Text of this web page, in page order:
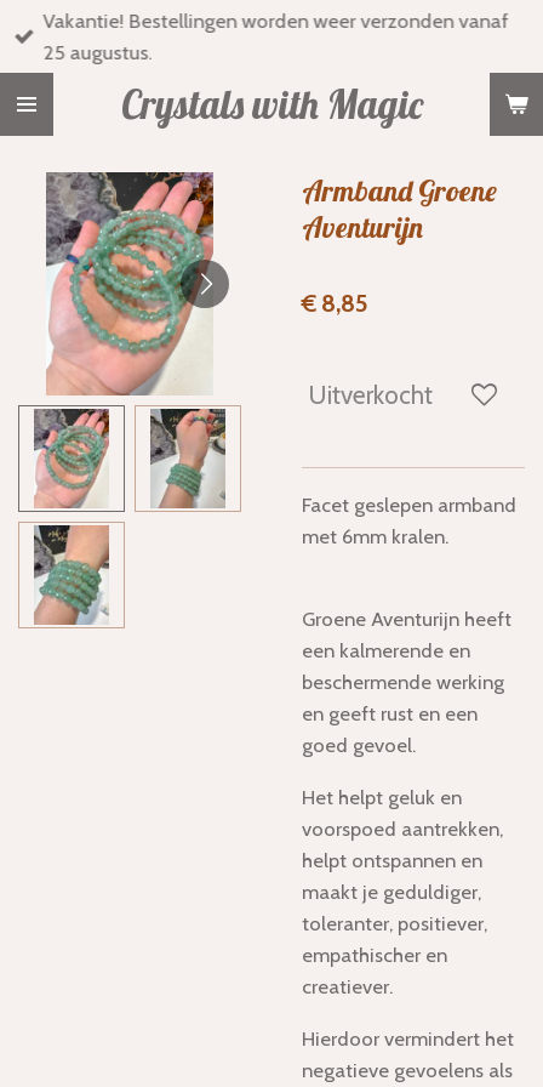
Ga
direct
Crystals with Magic
Vakantie! Bestellingen worden weer verzonden vanaf
25 augustus.
Armband Groene
Aventurijn
€ 8,85
Uitverkocht
Facet geslepen armband
met 6mm kralen.
Groene Aventurijn heeft
een kalmerende en
beschermende werking
en geeft rust en een
goed gevoel.
Het helpt geluk en
voorspoed aantrekken,
helpt ontspannen en
maakt je geduldiger,
toleranter, positiever,
empathischer en
creatiever.
Hierdoor vermindert het
negatieve gevoelens als